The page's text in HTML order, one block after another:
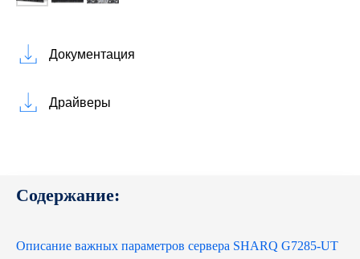
Документация
Драйверы
Содержание:
Описание важных параметров сервера SHARQ G7285-UT